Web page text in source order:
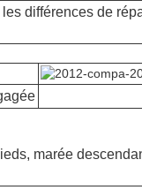
différences de
marée